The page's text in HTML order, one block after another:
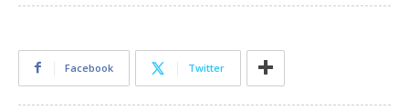
Facebook Twitter